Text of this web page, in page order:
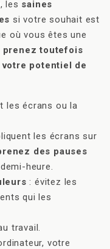
les saines
si votre souhait est
où vous êtes une
prenez toutefois
votre potentiel de
les écrans ou la
les écrans sur
des pauses
heure.
: évitez les
qui les
travail.
votre